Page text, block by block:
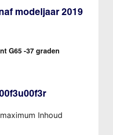
modeljaar 2019
G65 -37 graden
Inhoud